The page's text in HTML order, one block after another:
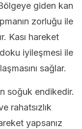
giden kan
zorluğu ile
Kası hareket
iyileşmesi ile
sağlar.
soğuk endikedir.
rahatsızlık
yapsanız